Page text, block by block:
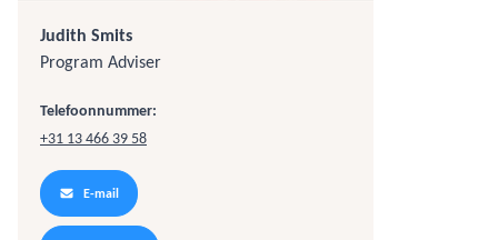
Judith Smits
Program Adviser
Telefoonnummer:
+31 13 466 39 58
E-mail